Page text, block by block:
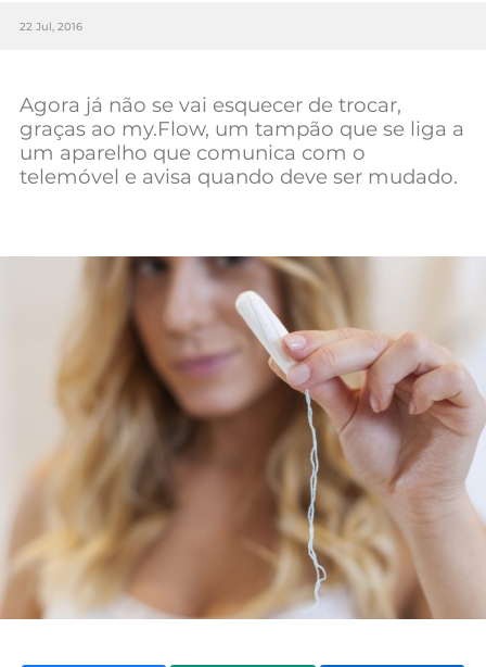
Sociedade
Negócios
Mundial 2026
22 Jul, 2016
Agora já não se vai esquecer de trocar,
graças ao my.Flow, um tampão que se liga a
um aparelho que comunica com o
telemóvel e avisa quando deve ser mudado.